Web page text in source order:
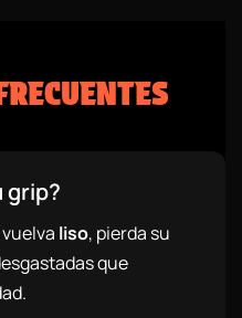
grip?
liso, pierda su
que